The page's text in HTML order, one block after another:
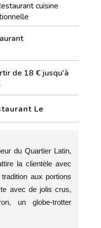
cuisine
de 18 € jusqu'à
Le
du Quartier Latin,
la clientèle avec
aux portions
avec de jolis crus,
un globe-trotter